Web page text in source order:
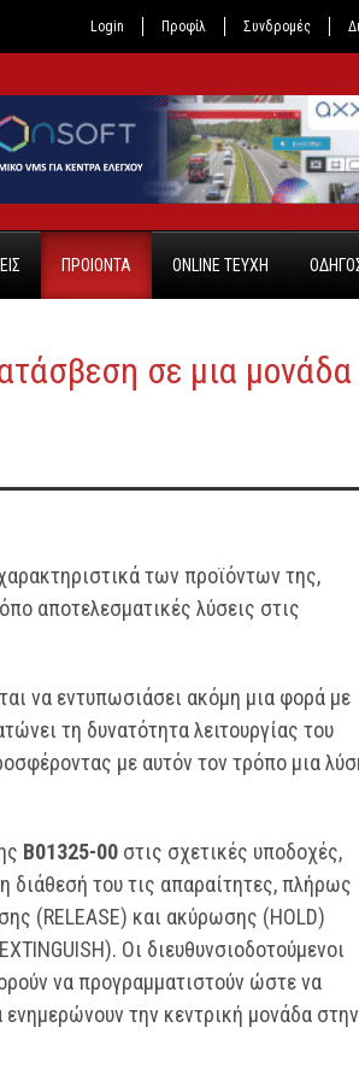
Login Προφίλ Συνδρομές
ΠΡΟΙΟΝΤΑ ONLINE TEYXH
σε μια μονάδα
των προϊόντων της,
αποτελεσματικές λύσεις στις
να εντυπωσιάσει ακόμη μια φορά με
τη δυνατότητα λειτουργίας του
με αυτόν τον τρόπο μια
B01325-00 στις σχετικές υποδοχές,
διάθεσή του τις απαραίτητες, πλήρως
(RELEASE) και ακύρωσης (HOLD)
Οι διευθυνσιοδοτούμενοι
να προγραμματιστούν ώστε να
την κεντρική μονάδα στην